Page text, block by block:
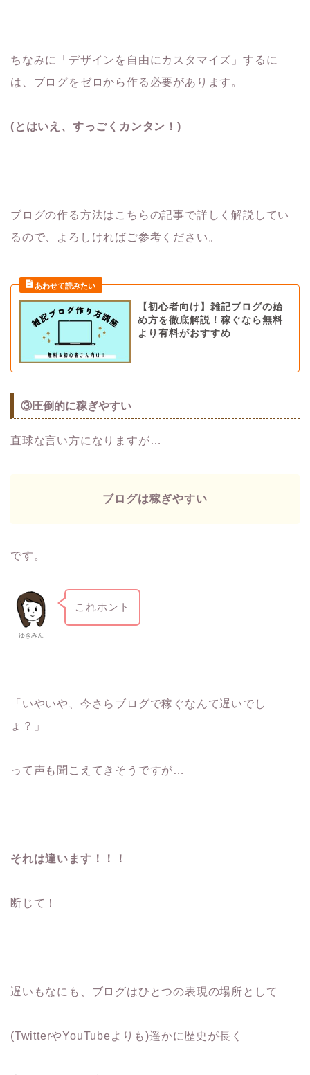
ちなみに「デザインを自由にカスタマイズ」するに
は、ブログをゼロから作る必要があります。
(とはいえ、すっごくカンタン！)
ブログの作る方法はこちらの記事で詳しく解説してい
るので、よろしければご参考ください。
【初心者向け】雑記ブログの始
め方を徹底解説！稼ぐなら無料
より有料がおすすめ
③圧倒的に稼ぎやすい
直球な言い方になりますが…
ブログは稼ぎやすい
です。
ゆきみん
これホント
「いやいや、今さらブログで稼ぐなんて遅いでし
ょ？」
って声も聞こえてきそうですが…
それは違います！！！
断じて！
遅いもなにも、ブログはひとつの表現の場所として
(TwitterやYouTubeよりも)遥かに歴史が長く